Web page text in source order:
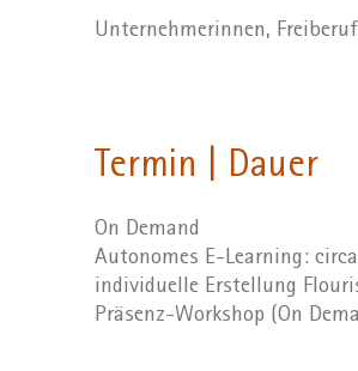
Unternehmerinnen,
Termin | Dauer
On Demand
Autonomes E-Learning:
individuelle Erstellung
Präsenz-Workshop (On